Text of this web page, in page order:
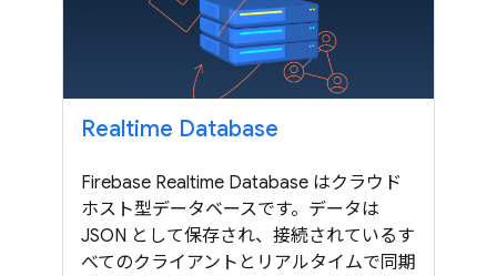
Realtime Database
Firebase Realtime Database はクラウド
ホスト型データベースです。データは
JSON として保存され、接続されているす
べてのクライアントとリアルタイムで同期